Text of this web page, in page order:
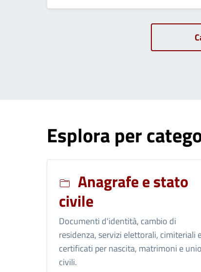
Esplora per
Anagrafe e stato
civile
Documenti d'identità, cambio di
residenza, servizi elettorali, cimiteriali
certificati per nascita, matrimoni e
civili.